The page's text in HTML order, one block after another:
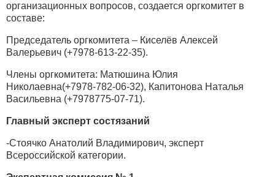
организационных вопросов, создается оргкомитет в
составе:
Председатель оргкомитета – Киселёв Алексей
Валерьевич (+7978-613-22-35).
Члены оргкомитета: Матюшина Юлия
Николаевна(+7978-782-06-32), Капитонова Наталья
Васильевна (+7978775-07-71).
Главный эксперт состязаний
-Стоячко Анатолий Владимирович, эксперт
Всероссийской категории.